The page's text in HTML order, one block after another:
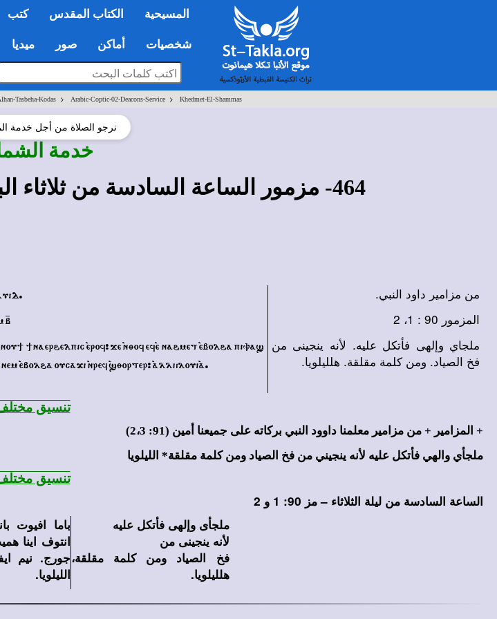
المسيحية الكتاب المقدس كتب
شخصيات أماكن صور ميديا
Tasbeha-Kodas> Arabic-Coptic-02-Deacons-Service> Khedmet-El-Shammas
نرجو الصلاة من أجل خدمة
خدمة
464- مزمور الساعة السادسة من ثلاثاء البصخة "ملجأي وإلهي، باما افيوت"
من مزامير داود النبي.
b/
المزمور 90 : 1، 2
;naer\elpic `erof> je `nqof ef`e na\met `ebol\a piva]
`ebol\a oucaji `nref `]qorter> `allhloui`a.
ملجاي وإلهى فأتكل عليه. لأنه ينجينى من
فخ الصياد. ومن كلمة مقلقة. هلليلويا.
تنسيق
+ المزامير + من مزامير معلمنا داوود النبي بركاته على جميعنا أمين (91: 2،3)
ملجأي والهي فأتكل عليه لأنه ينجيني من فخ الصياد ومن كلمة مقلقة* الليلويا
تنسيق
الساعة السادسة من ليلة الثلاثاء – مز 90: 1 و 2
ملجأى وإلهى فأتكل عليه
لأنه ينجينى من
فخ الصياد ومن كلمة مقلقة،
هلليلويا.
باما افيوت
انتوف اينا
جورج. نيم
الليلويا.